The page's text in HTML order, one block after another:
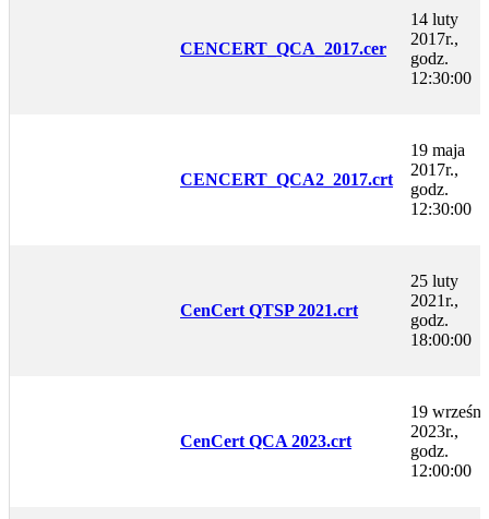
CENCERT_QCA_2017.cer
14 luty
2017r.,
godz.
12:30:00
CENCERT_QCA2_2017.crt
19 maja
2017r.,
godz.
12:30:00
CenCert QTSP 2021.crt
25 luty
2021r.,
godz.
18:00:00
CenCert QCA 2023.crt
19
2023r.,
godz.
12:00:00